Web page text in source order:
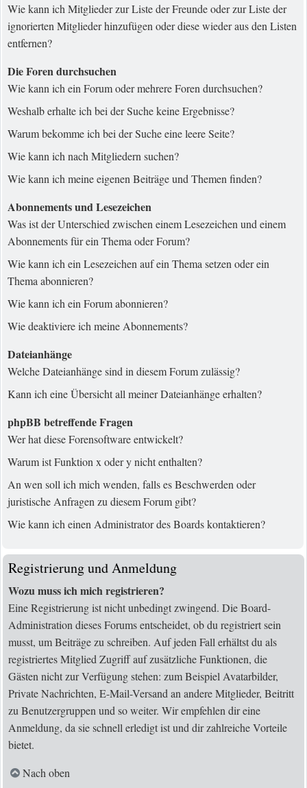
Wie kann ich Mitglieder zur Liste der Freunde oder zur Liste der
ignorierten Mitglieder hinzufügen oder diese wieder aus den Listen
entfernen?
Die Foren durchsuchen
Wie kann ich ein Forum oder mehrere Foren durchsuchen?
Weshalb erhalte ich bei der Suche keine Ergebnisse?
Warum bekomme ich bei der Suche eine leere Seite?
Wie kann ich nach Mitgliedern suchen?
Wie kann ich meine eigenen Beiträge und Themen finden?
Abonnements und Lesezeichen
Was ist der Unterschied zwischen einem Lesezeichen und einem
Abonnements für ein Thema oder Forum?
Wie kann ich ein Lesezeichen auf ein Thema setzen oder ein
Thema abonnieren?
Wie kann ich ein Forum abonnieren?
Wie deaktiviere ich meine Abonnements?
Dateianhänge
Welche Dateianhänge sind in diesem Forum zulässig?
Kann ich eine Übersicht all meiner Dateianhänge erhalten?
phpBB betreffende Fragen
Wer hat diese Forensoftware entwickelt?
Warum ist Funktion x oder y nicht enthalten?
An wen soll ich mich wenden, falls es Beschwerden oder
juristische Anfragen zu diesem Forum gibt?
Wie kann ich einen Administrator des Boards kontaktieren?
Registrierung und Anmeldung
Wozu muss ich mich registrieren?
Eine Registrierung ist nicht unbedingt zwingend. Die Board-
Administration dieses Forums entscheidet, ob du registriert sein
musst, um Beiträge zu schreiben. Auf jeden Fall erhältst du als
registriertes Mitglied Zugriff auf zusätzliche Funktionen, die
Gästen nicht zur Verfügung stehen: zum Beispiel Avatarbilder,
Private Nachrichten, E-Mail-Versand an andere Mitglieder, Beitritt
zu Benutzergruppen und so weiter. Wir empfehlen dir eine
Anmeldung, da sie schnell erledigt ist und dir zahlreiche Vorteile
bietet.
Nach oben